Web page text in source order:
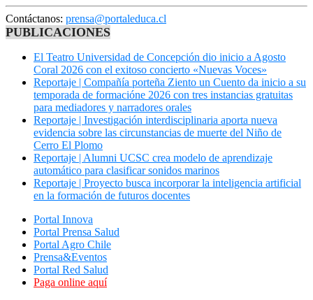
Contáctanos: prensa@portaleduca.cl
PUBLICACIONES
El Teatro Universidad de Concepción dio inicio a Agosto
Coral 2026 con el exitoso concierto «Nuevas Voces»
Reportaje | Compañía porteña Ziento un Cuento da inicio a su
temporada de formacióne 2026 con tres instancias gratuitas
para mediadores y narradores orales
Reportaje | Investigación interdisciplinaria aporta nueva
evidencia sobre las circunstancias de muerte del Niño de
Cerro El Plomo
Reportaje | Alumni UCSC crea modelo de aprendizaje
automático para clasificar sonidos marinos
Reportaje | Proyecto busca incorporar la inteligencia artificial
en la formación de futuros docentes
Portal Innova
Portal Prensa Salud
Portal Agro Chile
Prensa&Eventos
Portal Red Salud
Paga online aquí